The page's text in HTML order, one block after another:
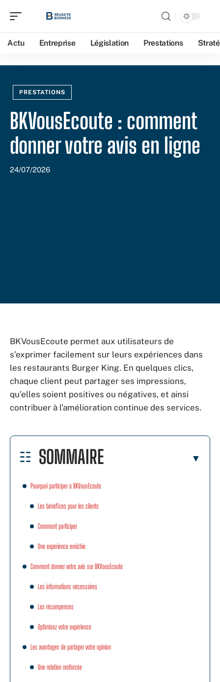
Actu Entreprise Législation Prestations
PRESTATIONS
BKVousEcoute : comment
donner votre avis en ligne
24/07/2026
BKVousEcoute permet aux utilisateurs de
s’exprimer facilement sur leurs expériences dans
les restaurants Burger King. En quelques clics,
chaque client peut partager ses impressions,
qu’elles soient positives ou négatives, et ainsi
contribuer à l’amélioration continue des services.
SOMMAIRE
Pourquoi participer à BKVousEcoute
Les bénéfices pour les clients
Comment participer
Une expérience enrichie
Comment donner votre avis sur BKVousEcoute
Les informations nécessaires
Les récompenses
Optimisez votre expérience
Les avantages de partager votre opinion
Une relation renforcée